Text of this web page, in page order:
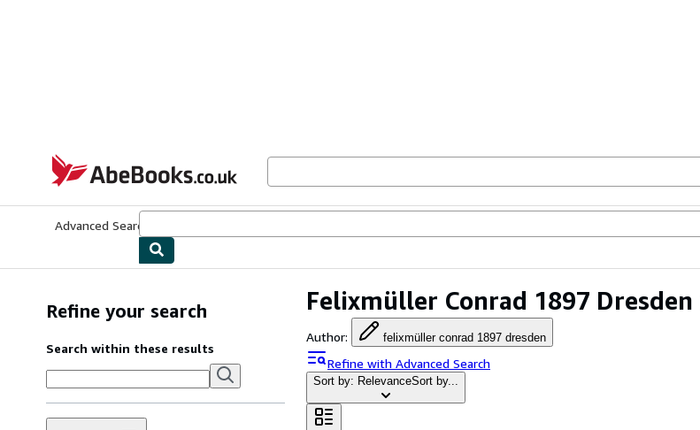
AbeBooks.co.uk
Advanced Search
Felixmüller Conrad 1897 Dresden
Author: felixmüller conrad 1897 dresden
Refine with Advanced Search
Sort by: RelevanceSort by...
Refine your search
Search within these results